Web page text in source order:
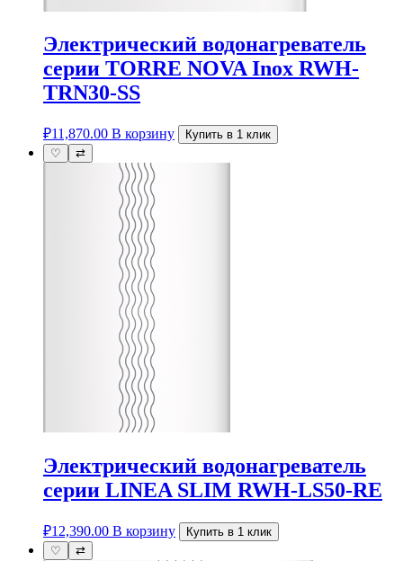
Электрический водонагреватель
серии TORRE NOVA Inox RWH-
TRN30-SS
₽11,870.00 В корзину
Купить в 1 клик
♡
⇄
Электрический водонагреватель
серии LINEA SLIM RWH-LS50-RE
₽12,390.00 В корзину
Купить в 1 клик
♡
⇄